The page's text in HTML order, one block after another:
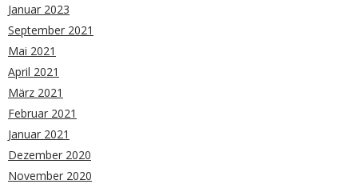
Januar 2023
September 2021
Mai 2021
April 2021
März 2021
Februar 2021
Januar 2021
Dezember 2020
November 2020